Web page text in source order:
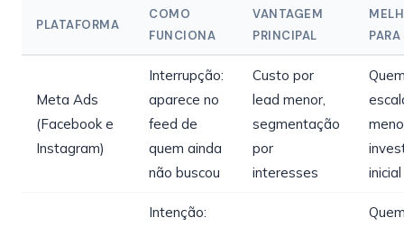
PLATAFORMA
COMO
FUNCIONA
VANTAGEM
PRINCIPAL
PARA
Meta Ads
(Facebook e
Instagram)
Interrupção:
aparece no
feed de
quem ainda
não buscou
Custo por
lead menor,
segmentação
por
interesses
inicial
Intenção: